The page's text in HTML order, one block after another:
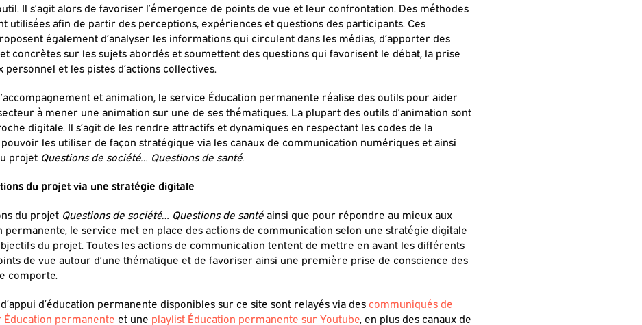
Il s’agit alors de favoriser l’émergence de points de vue et leur confrontation. Des méthodes
utilisées afin de partir des perceptions, expériences et questions des participants. Ces
également d’analyser les informations qui circulent dans les médias, d’apporter des
concrètes sur les sujets abordés et soumettent des questions qui favorisent le débat, la prise
personnel et les pistes d’actions collectives.
et animation, le service Éducation permanente réalise des outils pour aider
à mener une animation sur une de ses thématiques. La plupart des outils d’animation sont
digitale. Il s’agit de les rendre attractifs et dynamiques en respectant les codes de la
les utiliser de façon stratégique via les canaux de communication numériques et ainsi
projet Questions de société… Questions de santé.
du projet via une stratégie digitale
du projet Questions de société… Questions de santéainsi que pour répondre au mieux aux
permanente, le service met en place des actions de communication selon une stratégie digitale
du projet. Toutes les actions de communication tentent de mettre en avant les différents
de vue autour d’une thématique et de favoriser ainsi une première prise de conscience des
comporte.
d’éducation permanente disponibles sur ce site sont relayés via des communiqués de
Éducation permanente et une playlist Éducation permanente sur Youtube, en plus des canaux de